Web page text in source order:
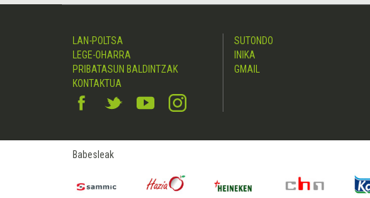
LAN-POLTSA
LEGE-OHARRA
PRIBATASUN BALDINTZAK
KONTAKTUA
SUTONDO
INIKA
GMAIL
Babesleak